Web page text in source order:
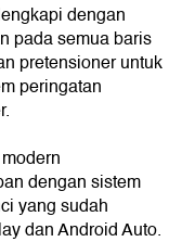
dengan
pada semua baris
pretensioner untuk
peringatan
dengan sistem
yang sudah
dan Android Auto.